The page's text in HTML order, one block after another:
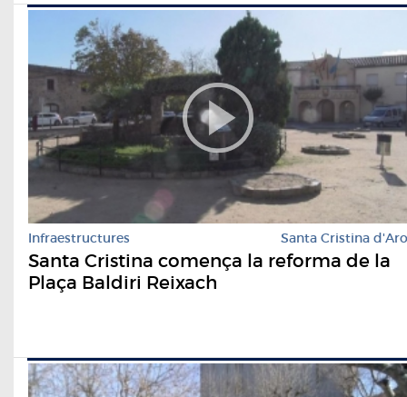
Infraestructures Santa Cristina d'Aro
Santa Cristina comença la reforma de la
Plaça Baldiri Reixach